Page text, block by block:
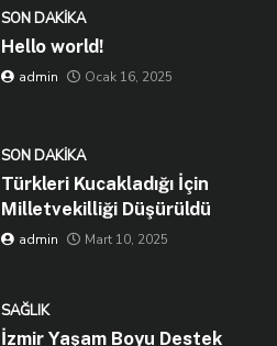
SON DAKIKA
Hello world!
admin Ocak 16, 2025
SON DAKIKA
Türkleri Kucakladığı İçin
Milletvekilliği Düşürüldü
admin Mart 10, 2025
SAĞLIK
İzmir Yaşam Boyu Destek